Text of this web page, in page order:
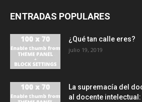
ENTRADAS POPULARES
¿Qué tan calle eres?
julio 19, 2019
La supremacía del
al docente